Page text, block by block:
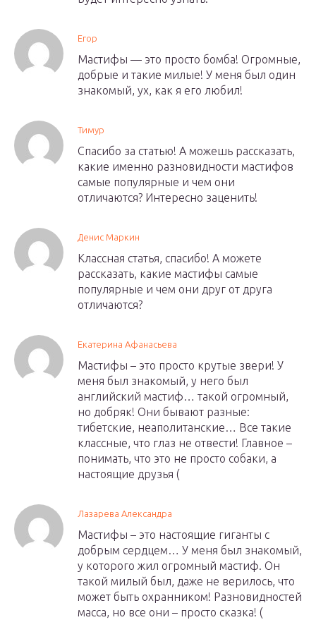
Егор
Мастифы — это просто бомба! Огромные,
добрые и такие милые! У меня был один
знакомый, ух, как я его любил!
Тимур
Спасибо за статью! А можешь рассказать,
какие именно разновидности мастифов
самые популярные и чем они
отличаются? Интересно заценить!
Денис Маркин
Классная статья, спасибо! А можете
рассказать, какие мастифы самые
популярные и чем они друг от друга
отличаются?
Екатерина Афанасьева
Мастифы – это просто крутые звери! У
меня был знакомый, у него был
английский мастиф… такой огромный,
но добряк! Они бывают разные:
тибетские, неаполитанские… Все такие
классные, что глаз не отвести! Главное –
понимать, что это не просто собаки, а
настоящие друзья (
Лазарева Александра
Мастифы – это настоящие гиганты с
добрым сердцем… У меня был знакомый,
у которого жил огромный мастиф. Он
такой милый был, даже не верилось, что
может быть охранником! Разновидностей
масса, но все они – просто сказка! (